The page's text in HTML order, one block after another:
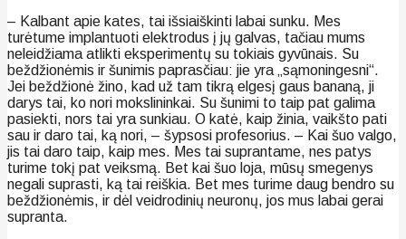
– Kalbant apie kates, tai išsiaiškinti labai sunku. Mes
turėtume implantuoti elektrodus į jų galvas, tačiau mums
neleidžiama atlikti eksperimentų su tokiais gyvūnais. Su
beždžionėmis ir šunimis paprasčiau: jie yra „sąmoningesni“.
Jei beždžionė žino, kad už tam tikrą elgesį gaus bananą, ji
darys tai, ko nori mokslininkai. Su šunimi to taip pat galima
pasiekti, nors tai yra sunkiau. O katė, kaip žinia, vaikšto pati
sau ir daro tai, ką nori, – šypsosi profesorius. – Kai šuo valgo,
jis tai daro taip, kaip mes. Mes tai suprantame, nes patys
turime tokį pat veiksmą. Bet kai šuo loja, mūsų smegenys
negali suprasti, ką tai reiškia. Bet mes turime daug bendro su
beždžionėmis, ir dėl veidrodinių neuronų, jos mus labai gerai
supranta.